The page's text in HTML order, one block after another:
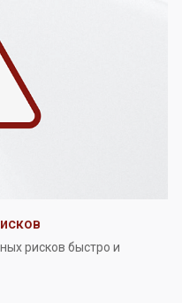
рисков быстро и